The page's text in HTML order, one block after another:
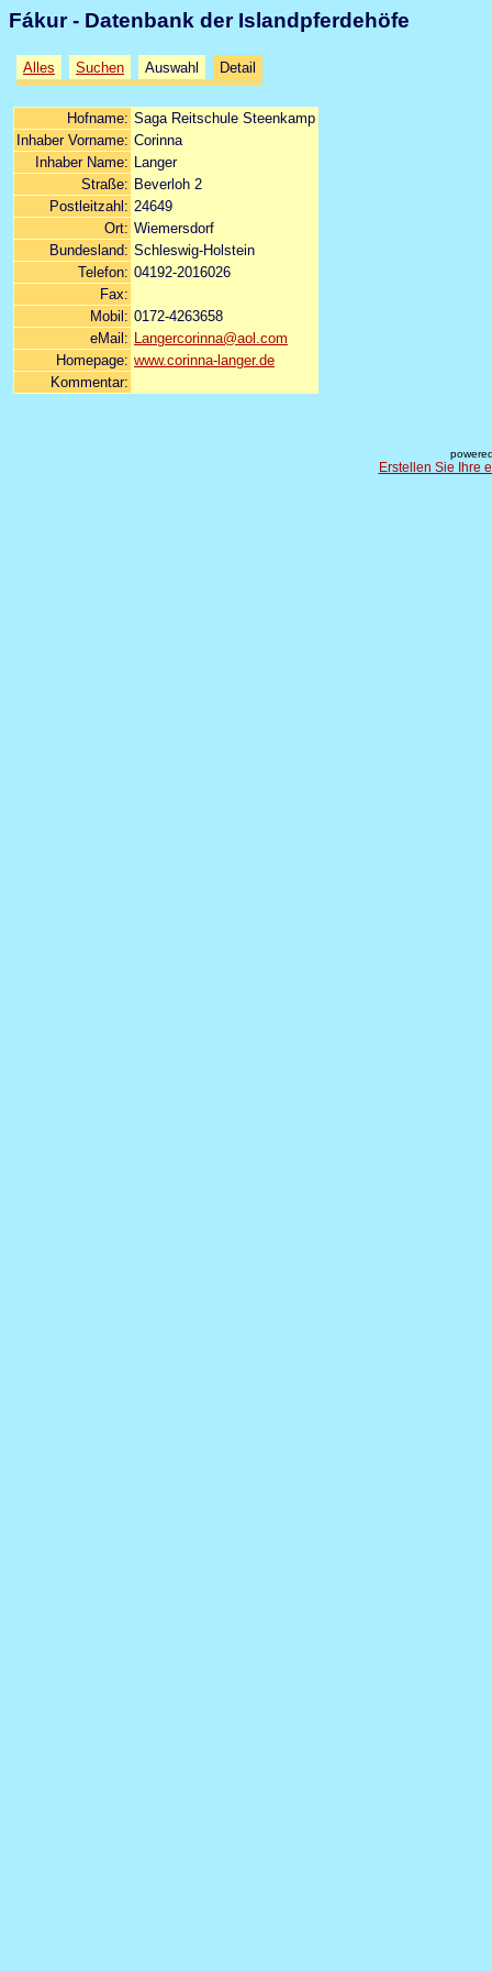
Fákur - Datenbank der Islandpferdehöfe
Alles Suchen Auswahl Detail
Hofname: Saga Reitschule Steenkamp
Inhaber Vorname: Corinna
Inhaber Name: Langer
Straße: Beverloh 2
Postleitzahl: 24649
Ort: Wiemersdorf
Bundesland: Schleswig-Holstein
Telefon: 04192-2016026
Fax:
Mobil: 0172-4263658
eMail: Langercorinna@aol.com
Homepage: www.corinna-langer.de
Kommentar:
Erstellen Sie Ihre